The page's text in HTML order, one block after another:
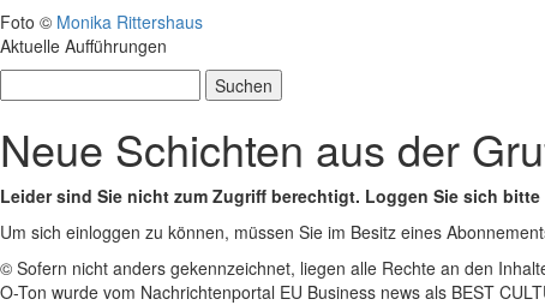
Foto © Monika Rittershaus
Aktuelle Aufführungen
nach:
Neue Schichten aus der
Leider sind Sie nicht zum Zugriff berechtigt. Loggen Sie sich bitte
Um sich einloggen zu können, müssen Sie im Besitz eines
© Sofern nicht anders gekennzeichnet, liegen alle Rechte an den
O-Ton wurde vom Nachrichtenportal EU Business news als BEST